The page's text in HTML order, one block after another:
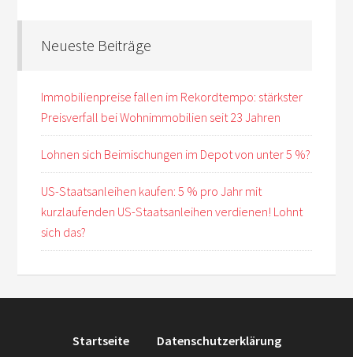
Neueste Beiträge
Immobilienpreise fallen im Rekordtempo: stärkster
Preisverfall bei Wohnimmobilien seit 23 Jahren
Lohnen sich Beimischungen im Depot von unter 5 %?
US-Staatsanleihen kaufen: 5 % pro Jahr mit
kurzlaufenden US-Staatsanleihen verdienen! Lohnt
sich das?
Startseite
Datenschutzerklärung